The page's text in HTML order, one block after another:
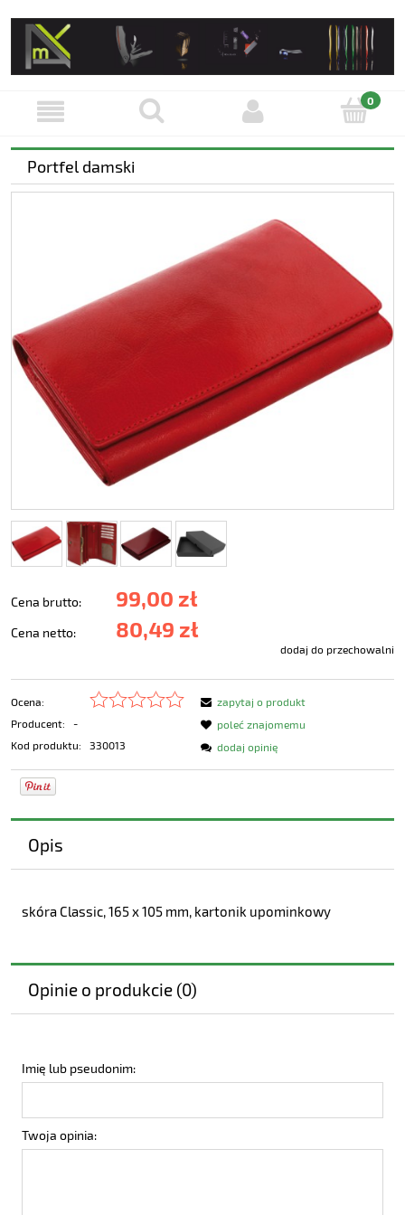
Portfel damski
Cena brutto: 99,00 zł
Cena netto: 80,49 zł
dodaj do przechowalni
Ocena:
Producent:
-
Kod produktu:
330013
zapytaj o produkt
poleć znajomemu
dodaj opinię
Opis
skóra Classic, 165 x 105 mm, kartonik upominkowy
Opinie o produkcie (0)
Imię lub pseudonim:
Twoja opinia: